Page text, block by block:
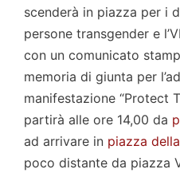
scenderà in piazza per i
persone transgender e
con un comunicato
memoria di giunta per
manifestazione “Protect
partirà alle ore 14,00 da
ad arrivare in piazza
poco distante da piazza